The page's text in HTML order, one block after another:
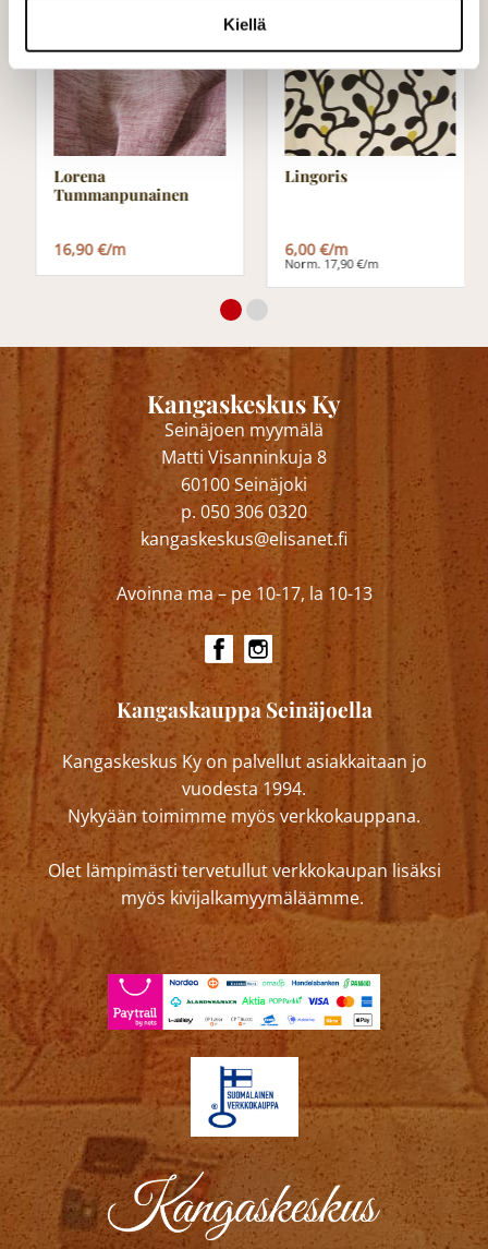
Kiellä
Lorena
Tummanpunainen
16,90 €/m
Lingoris
6,00 €/m
Norm. 17,90 €/m
Kangaskeskus Ky
Seinäjoen myymälä
Matti Visanninkuja 8
60100 Seinäjoki
p. 050 306 0320
kangaskeskus@elisanet.fi
Avoinna ma – pe 10-17, la 10-13
Kangaskauppa Seinäjoella
Kangaskeskus Ky on palvellut asiakkaitaan jo
vuodesta 1994.
Nykyään toimimme myös verkkokauppana.
Olet lämpimästi tervetullut verkkokaupan lisäksi
myös kivijalkamyymäläämme.